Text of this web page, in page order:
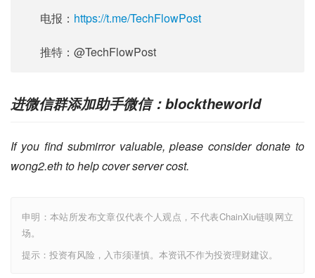
电报： https://t.me/TechFlowPost
推特：@TechFlowPost
进微信群添加助手微信：blocktheworld
If you find submirror valuable, please consider donate to
wong2.eth to help cover server cost.
申明：本站所发布文章仅代表个人观点，不代表ChainXiu链嗅网立
场。
提示：投资有风险，入市须谨慎。本资讯不作为投资理财建议。